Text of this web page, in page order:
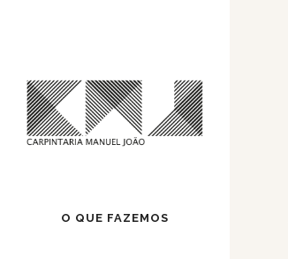
O QUE FAZEMOS